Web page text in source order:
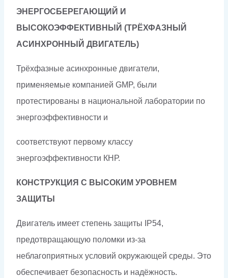
ЭНЕРГОСБЕРЕГАЮЩИЙ И
ВЫСОКОЭФФЕКТИВНЫЙ (ТРЁХФАЗНЫЙ
АСИНХРОННЫЙ ДВИГАТЕЛЬ)
Трёхфазные асинхронные двигатели,
применяемые компанией GMP, были
протестированы в национальной лаборатории по
энергоэффективности и
соответствуют первому классу
энергоэффективности КНР.
КОНСТРУКЦИЯ С ВЫСОКИМ УРОВНЕМ
ЗАЩИТЫ
Двигатель имеет степень защиты IP54,
предотвращающую поломки из-за
неблагоприятных условий окружающей среды. Это
обеспечивает безопасность и надёжность.